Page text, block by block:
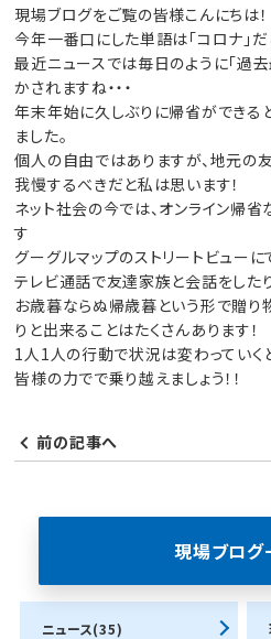
現場ブログをご覧の皆様こんにちは！
今年一番口にした単語は「コロナ」だ
最近ニュースでは毎日のように「過
かされますね・・・
年末年始に久しぶりに帰省ができる
ました。
個人の自由ではありますが、地元の
我慢するべきだと私は思います！
ネット社会の今では、オンライン帰
す
グーグルマップのストリートビューに
テレビ通話で友達家族と会話をしたり
お歳暮ならぬ帰歳暮という形で贈り
りと出来ることはたくさんあります！
1人1人の行動で状況は変わっていく
皆様の力でで乗り越えましょう！！
前の記事へ
現場ブログ
ニュース(35)